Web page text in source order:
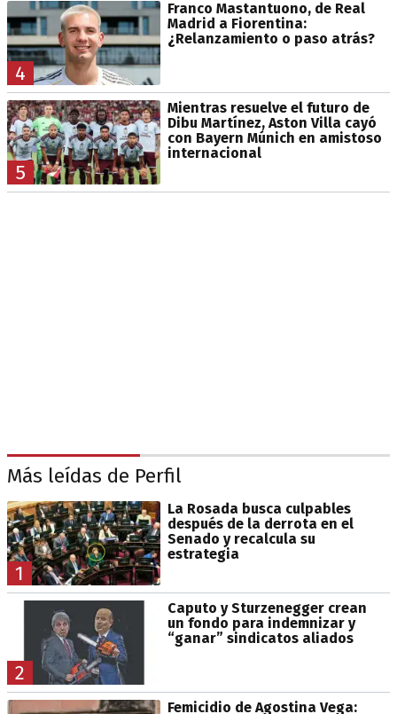
4
Franco Mastantuono, de Real
Madrid a Fiorentina:
¿Relanzamiento o paso atrás?
5
Mientras resuelve el futuro de
Dibu Martínez, Aston Villa cayó
con Bayern Múnich en amistoso
internacional
Más leídas de Perfil
1
La Rosada busca culpables
después de la derrota en el
Senado y recalcula su
estrategia
2
Caputo y Sturzenegger crean
un fondo para indemnizar y
“ganar” sindicatos aliados
Femicidio de Agostina Vega: